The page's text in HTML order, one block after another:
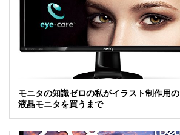
モニタの知識ゼロの私がイラスト制作用の
液晶モニタを買うまで